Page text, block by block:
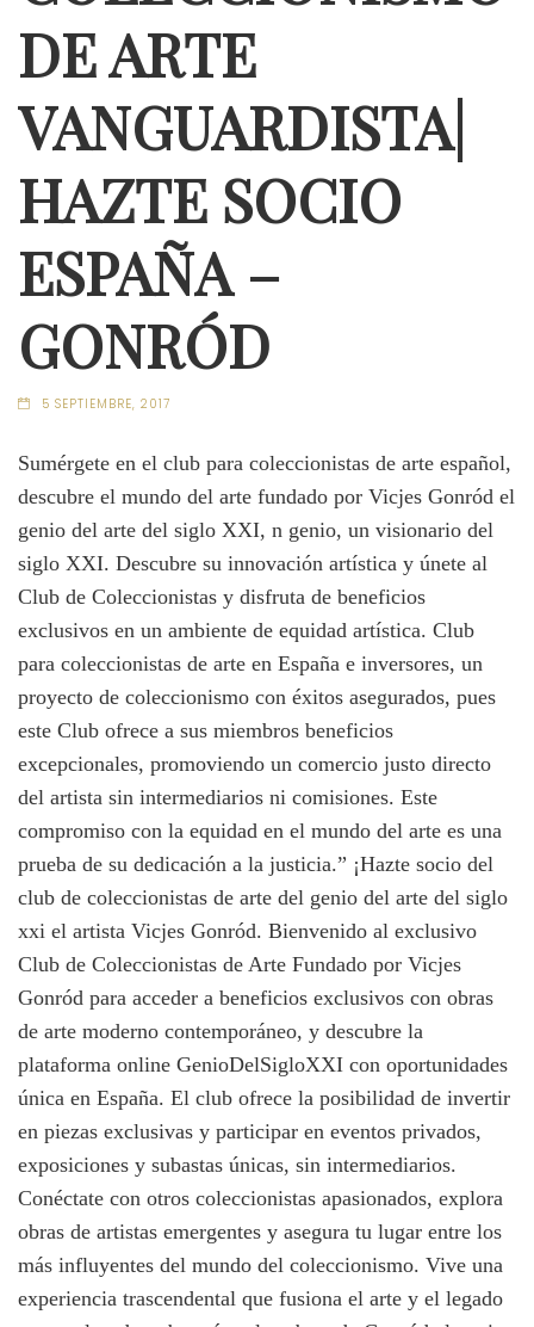
DE ARTE
VANGUARDISTA|
HAZTE SOCIO
ESPAÑA –
GONRÓD
5 SEPTIEMBRE, 2017
Sumérgete en el club para coleccionistas de arte español,
descubre el mundo del arte fundado por Vicjes Gonród el
genio del arte del siglo XXI, n genio, un visionario del
siglo XXI. Descubre su innovación artística y únete al
Club de Coleccionistas y disfruta de beneficios
exclusivos en un ambiente de equidad artística. Club
para coleccionistas de arte en España e inversores, un
proyecto de coleccionismo con éxitos asegurados, pues
este Club ofrece a sus miembros beneficios
excepcionales, promoviendo un comercio justo directo
del artista sin intermediarios ni comisiones. Este
compromiso con la equidad en el mundo del arte es una
prueba de su dedicación a la justicia.” ¡Hazte socio del
club de coleccionistas de arte del genio del arte del siglo
xxi el artista Vicjes Gonród. Bienvenido al exclusivo
Club de Coleccionistas de Arte Fundado por Vicjes
Gonród para acceder a beneficios exclusivos con obras
de arte moderno contemporáneo, y descubre la
plataforma online GenioDelSigloXXI con oportunidades
única en España. El club ofrece la posibilidad de invertir
en piezas exclusivas y participar en eventos privados,
exposiciones y subastas únicas, sin intermediarios.
Conéctate con otros coleccionistas apasionados, explora
obras de artistas emergentes y asegura tu lugar entre los
más influyentes del mundo del coleccionismo. Vive una
experiencia trascendental que fusiona el arte y el legado